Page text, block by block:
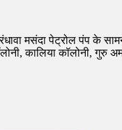
मसंदा पेट्रोल पंप के
कालिया कॉलोनी, गुरु